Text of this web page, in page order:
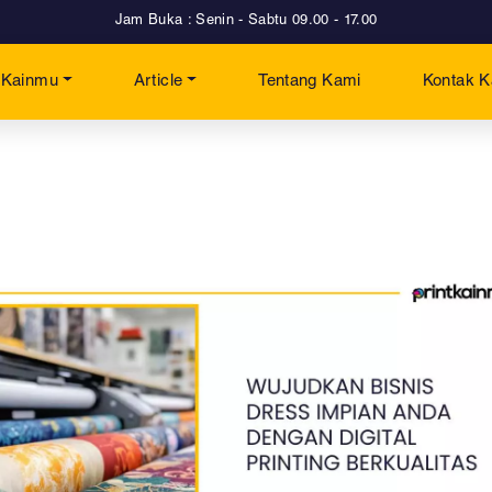
Jam Buka : Senin - Sabtu 09.00 - 17.00
Article Tentang Kami Kontak